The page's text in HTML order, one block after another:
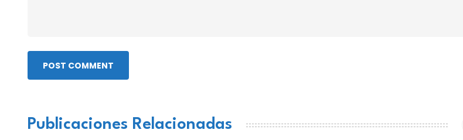
POST COMMENT
Publicaciones Relacionadas